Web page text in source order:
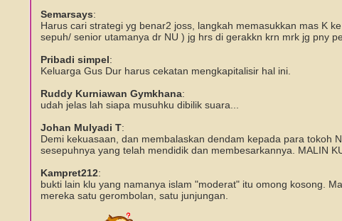
Semarsays:
Harus cari strategi yg benar2 joss, langkah memasukkan mas K
sepuh/ senior utamanya dr NU ) jg hrs di gerakkn krn mrk jg pny
Pribadi simpel:
Keluarga Gus Dur harus cekatan mengkapitalisir hal ini.
Ruddy Kurniawan Gymkhana:
udah jelas lah siapa musuhku dibilik suara...
Johan Mulyadi T:
Demi kekuasaan, dan membalaskan dendam kepada para tokoh
sesepuhnya yang telah mendidik dan membesarkannya. MALIN
Kampret212:
bukti lain klu yang namanya islam "moderat" itu omong kosong.
mereka satu gerombolan, satu junjungan.